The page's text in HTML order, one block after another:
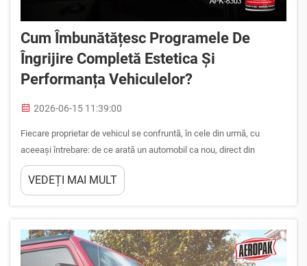
Cum Îmbunătățesc Programele De
Îngrijire Completă Estetica Și
Performanța Vehiculelor?
2026-06-15 11:39:00
Fiecare proprietar de vehicul se confruntă, în cele din urmă, cu
aceeași întrebare: de ce arată un automobil ca nou, direct din
expoziție, chiar și după ani de utilizare, în timp ce altul se
decolorează, se îndulcește și se deteriorează cu o viteză alarmantă?
VEDEȚI MAI MULT